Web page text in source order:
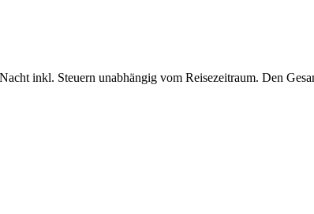
inkl. Steuern unabhängig vom Reisezeitraum. Den